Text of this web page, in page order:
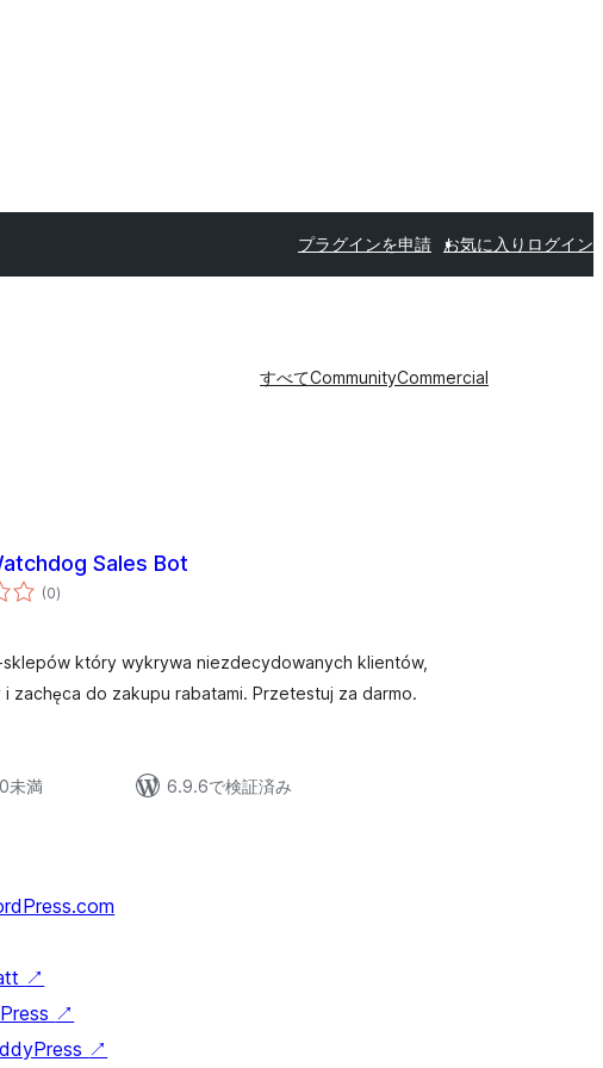
プラグインを申請 お気に入り ログイン
すべてCommunityCommercial
Sales Bot
(0個
の)
który wykrywa niezdecydowanych klientów,
zachęca do zakupu rabatami. Przetestuj za darmo.
未満
6.9.6で検証済み
↗
↗
↗